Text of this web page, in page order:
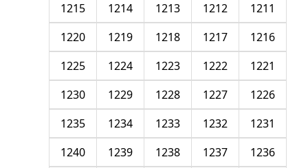
1211
1212
1213
1214
1215
1216
1217
1218
1219
1220
1221
1222
1223
1224
1225
1226
1227
1228
1229
1230
1231
1232
1233
1234
1235
1236
1237
1238
1239
1240